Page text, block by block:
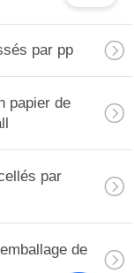
par pp
papier de
par
de